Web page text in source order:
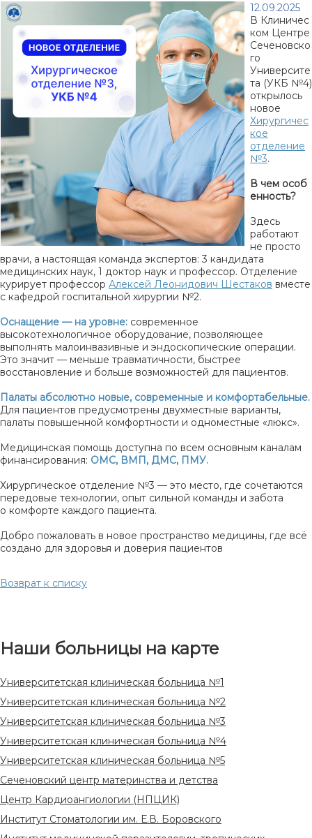
12.09.2025
В Клиничес
ком Центре
Сеченовско
го
Университе
та (УКБ №4)
открылось
новое
Хирургичес
кое
отделение
№3.
В чем особ
енность?
Здесь
работают
не просто
врачи, а настоящая команда экспертов: 3 кандидата
медицинских наук, 1 доктор наук и профессор. Отделение
курирует профессор Алексей Леонидович Шестаков вместе
с кафедрой госпитальной хирургии №2.
Оснащение — на уровне: современное
высокотехнологичное оборудование, позволяющее
выполнять малоинвазивные и эндоскопические операции.
Это значит — меньше травматичности, быстрее
восстановление и больше возможностей для пациентов.
Палаты абсолютно новые, современные и комфортабельные.
Для пациентов предусмотрены двухместные варианты,
палаты повышенной комфортности и одноместные «люкс».
Медицинская помощь доступна по всем основным каналам
финансирования: ОМС, ВМП, ДМС, ПМУ.
Хирургическое отделение №3 — это место, где сочетаются
передовые технологии, опыт сильной команды и забота
о комфорте каждого пациента.
Добро пожаловать в новое пространство медицины, где всё
создано для здоровья и доверия пациентов
Возврат к списку
Наши больницы на карте
Университетская клиническая больница №1
Университетская клиническая больница №2
Университетская клиническая больница №3
Университетская клиническая больница №4
Университетская клиническая больница №5
Сеченовский центр материнства и детства
Центр Кардиоангиологии (НПЦИК)
Институт Стоматологии им. Е.В. Боровского